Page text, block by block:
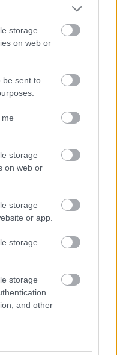
storage
on web or
be sent to
storage
on web or
storage
or app.
storage
storage
and other
svara
Lūk, par
mēnesī
līdz 17.00
Ziņot